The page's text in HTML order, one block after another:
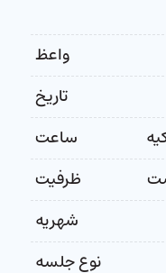
واعظ
تاریخ
ساعت
ظرفیت
شهریه
نوع جلسه